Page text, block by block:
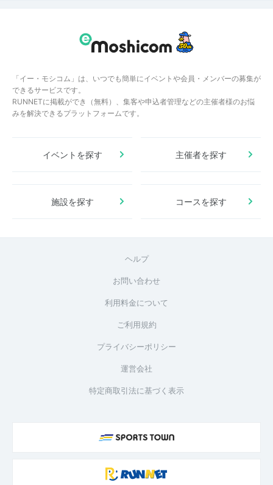
「イー・モシコム」は、いつでも簡単にイベントや会員・メンバーの募集が
できるサービスです。
RUNNETに掲載ができ（無料）、集客や申込者管理などの主催者様のお悩
みを解決できるプラットフォームです。
イベントを探す 主催者を探す
施設を探す コースを探す
ヘルプ
お問い合わせ
利用料金について
ご利用規約
プライバシーポリシー
運営会社
特定商取引法に基づく表示